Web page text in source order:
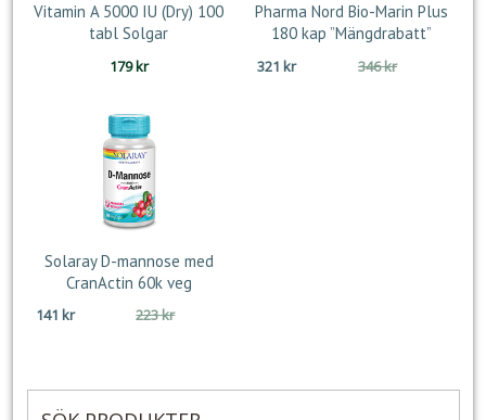
Vitamin A 5000 IU (Dry) 100
tabl Solgar
179kr
Pharma Nord Bio-Marin Plus
180 kap ”Mängdrabatt”
346krDet
321kr
Det
Solaray D-mannose med
CranActin 60k veg
223krDet
141 kr
Det